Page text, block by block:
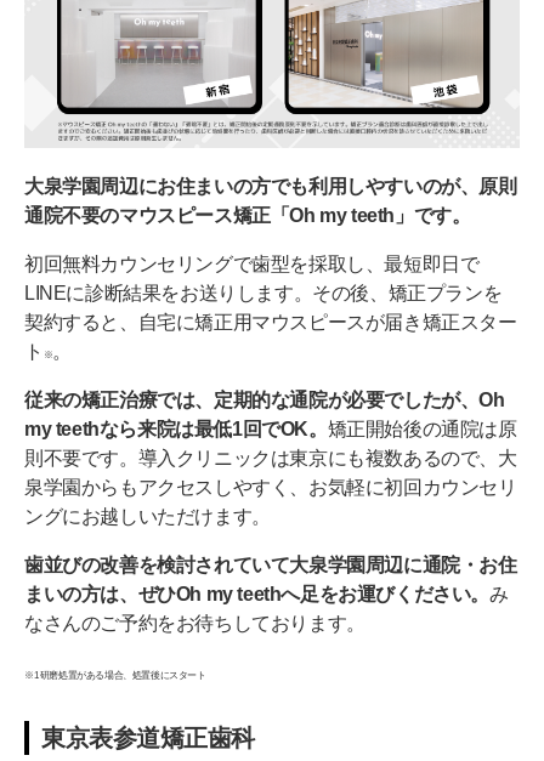
大泉学園周辺にお住まいの方でも利用しやすいのが、原則
通院不要のマウスピース矯正「Oh my teeth」です。
初回無料カウンセリングで歯型を採取し、最短即日で
LINEに診断結果をお送りします。その後、矯正プランを
契約すると、自宅に矯正用マウスピースが届き矯正スター
ト ※ 。
従来の矯正治療では、定期的な通院が必要でしたが、Oh
my teethなら来院は最低1回でOK。 矯正開始後の通院は原
則不要です。導入クリニックは東京にも複数あるので、大
泉学園からもアクセスしやすく、お気軽に初回カウンセリ
ングにお越しいただけます。
歯並びの改善を検討されていて大泉学園周辺に通院・お住
まいの方は、ぜひOh my teethへ足をお運びください。み
なさんのご予約をお待ちしております。
※1 研磨処置がある場合、処置後にスタート
東京表参道矯正歯科